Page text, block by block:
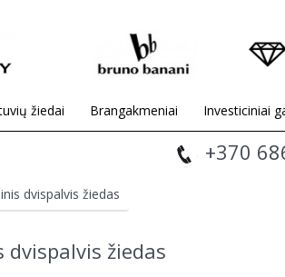
žiedai Brangakmeniai Investiciniai
+370
dvispalvis žiedas
dvispalvis žiedas